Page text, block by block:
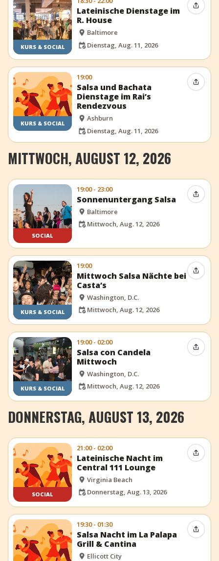
KURS & SOCIAL
Lateinische Dienstage im
R. House
Baltimore
Dienstag, Aug. 11, 2026
Event
KURS & SOCIAL
19:00
Salsa und Bachata
Dienstage im Rai’s
Rendezvous
Ashburn
Dienstag, Aug. 11, 2026
Event
MITTWOCH, AUGUST 12, 2026
SOCIAL
19:00 - 23:00
Sonnenuntergang Salsa
Baltimore
Mittwoch, Aug. 12, 2026
Event
KURS & SOCIAL
19:00
Mittwoch Salsa Nächte bei
Casta’s
Washington, D.C.
Mittwoch, Aug. 12, 2026
Event
KURS & SOCIAL
19:00 - 02:00
Salsa con Candela
Mittwoch
Washington, D.C.
Mittwoch, Aug. 12, 2026
Event
DONNERSTAG, AUGUST 13, 2026
SOCIAL
21:00 - 02:00
Lateinische Nacht im
Central 111 Lounge
Virginia Beach
Donnerstag, Aug. 13, 2026
Event
19:30 - 01:30
Salsa Nacht im La Palapa
Grill & Cantina
Ellicott City
Event